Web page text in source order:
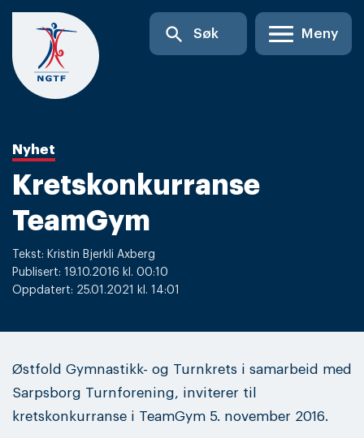
Skip
content
search Søk Meny
Nyhet
Kretskonkurranse
TeamGym
Tekst: Kristin Bjerkli Axberg
Publisert: 19.10.2016 kl. 00:10
Oppdatert: 25.01.2021 kl. 14:01
Østfold Gymnastikk- og Turnkrets i samarbeid med
Sarpsborg Turnforening, inviterer til
kretskonkurranse i TeamGym 5. november 2016.